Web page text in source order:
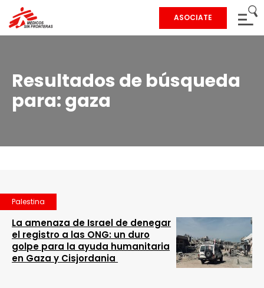
ASOCIATE
Resultados de búsqueda
para:gaza
Palestina
La amenaza de Israel de denegar
el registro a las ONG: un duro
golpe para la ayuda humanitaria
en Gaza y Cisjordania